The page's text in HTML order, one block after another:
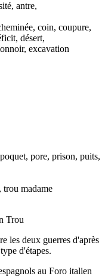
antre,
coin, coupure,
désert,
excavation
pore, prison, puits,
trou madame
Trou
les deux guerres d'après
d'étapes.
au Foro italien